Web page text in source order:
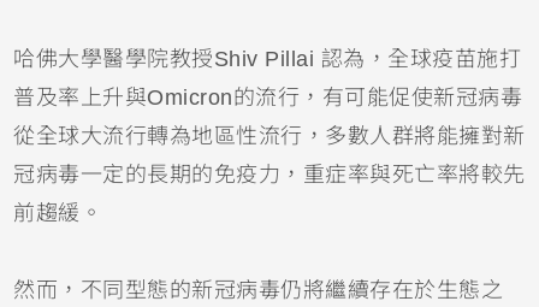
哈佛大學醫學院教授Shiv Pillai 認為，全球疫苗施打
普及率上升與Omicron的流行，有可能促使新冠病毒
從全球大流行轉為地區性流行，多數人群將能擁對新
冠病毒一定的長期的免疫力，重症率與死亡率將較先
前趨緩。
然而，不同型態的新冠病毒仍將繼續存在於生態之